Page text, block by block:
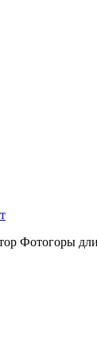
Фотогоры